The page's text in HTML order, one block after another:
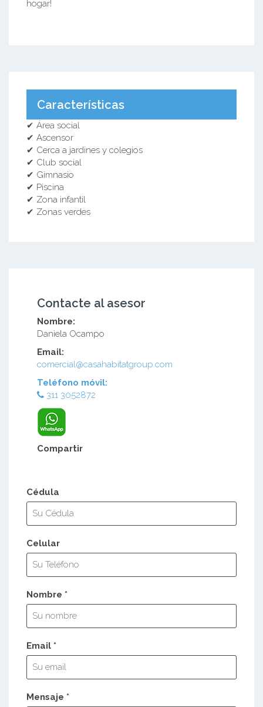
hogar!
Características
✔ Área social
✔ Ascensor
✔ Cerca a jardines y colegios
✔ Club social
✔ Gimnasio
✔ Piscina
✔ Zona infantil
✔ Zonas verdes
Contacte al asesor
Nombre:
Daniela Ocampo
Email:
comercial@casahabitatgroup.com
Teléfono móvil:
311 3052872
Compartir
Cédula
Celular
Nombre *
Email *
Mensaje *